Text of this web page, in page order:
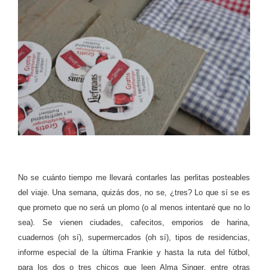
No se cuánto tiempo me llevará contarles las perlitas posteables
del viaje. Una semana, quizás dos, no se, ¿tres? Lo que sí se es
que prometo que no será un plomo (o al menos intentaré que no lo
sea). Se vienen ciudades, cafecitos, emporios de harina,
cuadernos (oh sí), supermercados (oh sí), tipos de residencias,
informe especial de la última Frankie y hasta la ruta del fútbol,
para los dos o tres chicos que leen Alma Singer, entre otras